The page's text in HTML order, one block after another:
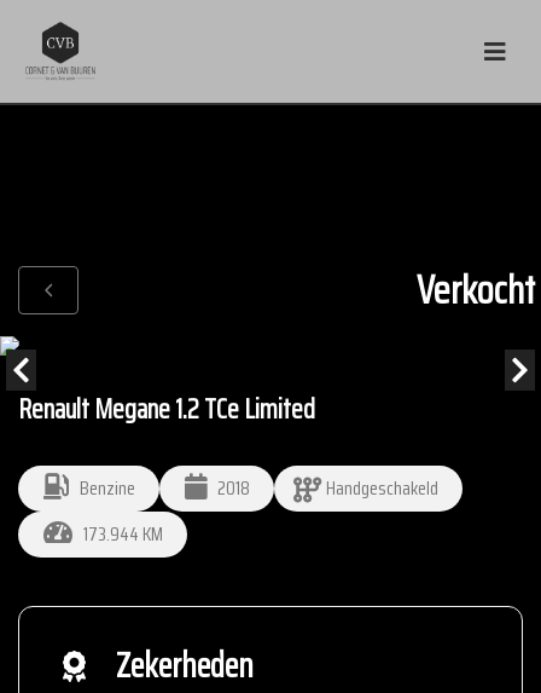
Verkocht
Renault Megane 1.2 TCe Limited
Benzine 2018
Handgeschakeld
173.944 KM
Zekerheden